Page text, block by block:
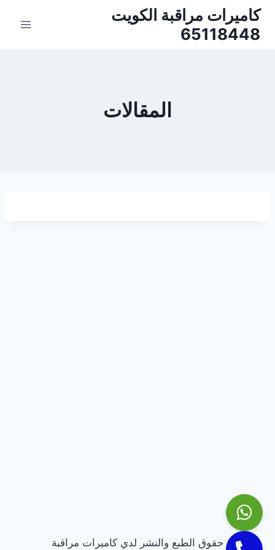
التجاوز
المحتوى
كاميرات مراقبة الكويت
65118448
المقالات
حقوق الطبع والنشر لدي كاميرات مراقبة